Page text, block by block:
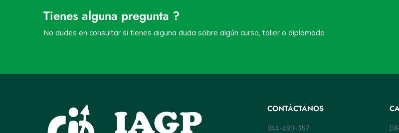
Tienes alguna pregunta ?
No dudes en consultar si tienes alguna duda sobre algún curso, taller o diplomado
CONTÁCTANOS
944-493-357